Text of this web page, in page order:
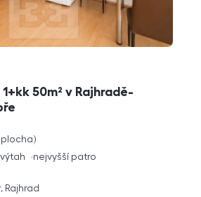
50m² v Rajhradě-
výtah nejvyšší patro
Rajhrad